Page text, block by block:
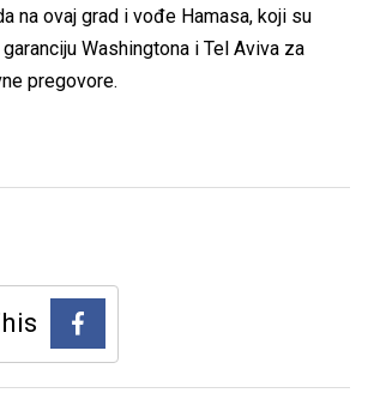
na ovaj grad i vođe Hamasa, koji su
Washingtona i Tel Aviva za
pregovore.